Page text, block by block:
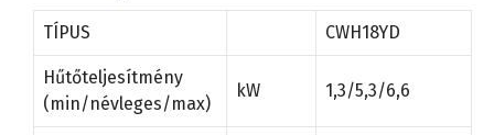
TÍPUS CWH18YD
Hűtőteljesítmény
(min/névleges/max)
kW 1,3/5,3/6,6